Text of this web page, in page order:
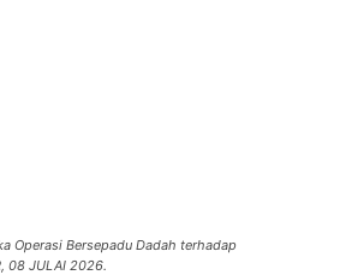
Operasi Bersepadu Dadah terhadap
08 JULAI 2026.